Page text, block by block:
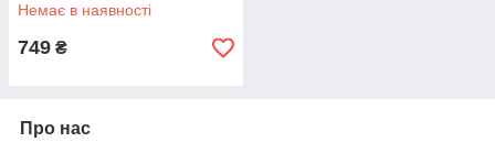
Немає в наявності
749 ₴
Про нас